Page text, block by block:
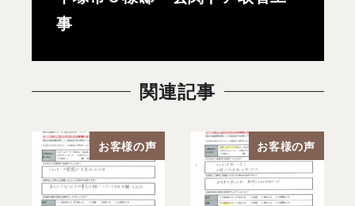
事
関連記事
お客様の声 お客様の声